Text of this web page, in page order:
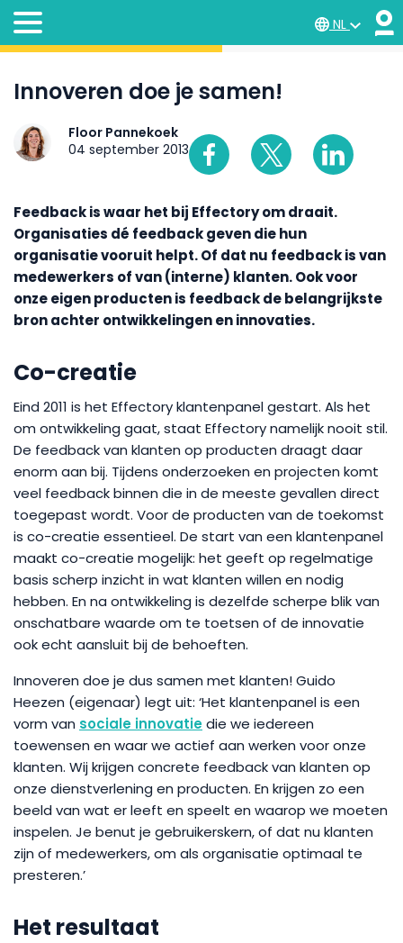
NL
Innoveren doe je samen!
Floor Pannekoek
04 september 2013
Feedback is waar het bij Effectory om draait.
Organisaties dé feedback geven die hun
organisatie vooruit helpt. Of dat nu feedback is van
medewerkers of van (interne) klanten. Ook voor
onze eigen producten is feedback de belangrijkste
bron achter ontwikkelingen en innovaties.
Co-creatie
Eind 2011 is het Effectory klantenpanel gestart. Als het
om ontwikkeling gaat, staat Effectory namelijk nooit stil.
De feedback van klanten op producten draagt daar
enorm aan bij. Tijdens onderzoeken en projecten komt
veel feedback binnen die in de meeste gevallen direct
toegepast wordt. Voor de producten van de toekomst
is co-creatie essentieel. De start van een klantenpanel
maakt co-creatie mogelijk: het geeft op regelmatige
basis scherp inzicht in wat klanten willen en nodig
hebben. En na ontwikkeling is dezelfde scherpe blik van
onschatbare waarde om te toetsen of de innovatie
ook echt aansluit bij de behoeften.
Innoveren doe je dus samen met klanten! Guido
Heezen (eigenaar) legt uit: ‘Het klantenpanel is een
vorm van sociale innovatiedie we iedereen
toewensen en waar we actief aan werken voor onze
klanten. Wij krijgen concrete feedback van klanten op
onze dienstverlening en producten. En krijgen zo een
beeld van wat er leeft en speelt en waarop we moeten
inspelen. Je benut je gebruikerskern, of dat nu klanten
zijn of medewerkers, om als organisatie optimaal te
presteren.’
Het resultaat